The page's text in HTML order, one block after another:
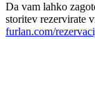
Da vam lahko
storitev rezervirate
furlan.com/